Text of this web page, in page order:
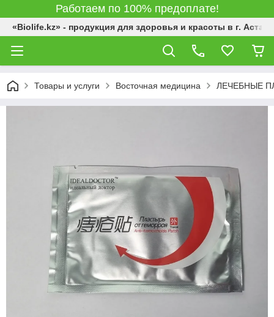
Работаем по 100% предоплате!
«Biolife.kz» - продукция для здоровья и красоты в г. Астана
Товары и услуги Восточная медицина ЛЕЧЕБНЫЕ